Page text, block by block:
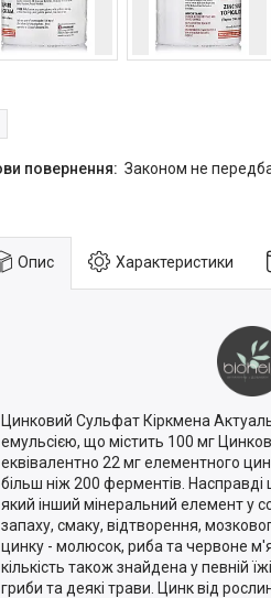
Законом не
Опис Характеристики
Цинковий Сульфат Кіркмена
емульсією, що містить 100 мг
еквівалентно 22 мг елементного
більш ніж 200 ферментів.
який інший мінеральний елемент у
запаху, смаку, відтворення,
цинку - молюсок, риба та червоне
кількість також знайдена у певній
гриби та деякі трави. Цинк від